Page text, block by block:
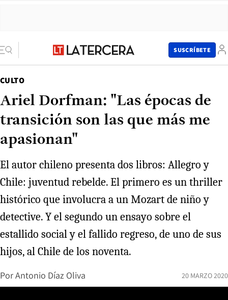
SUSCRÍBETE
CULTO
Ariel Dorfman: "Las épocas de
transición son las que más me
apasionan"
El autor chileno presenta dos libros: Allegro y
Chile: juventud rebelde. El primero es un thriller
histórico que involucra a un Mozart de niño y
detective. Y el segundo un ensayo sobre el
estallido social y el fallido regreso, de uno de sus
hijos, al Chile de los noventa.
PorAntonio Díaz Oliva 20 MARZO 2020